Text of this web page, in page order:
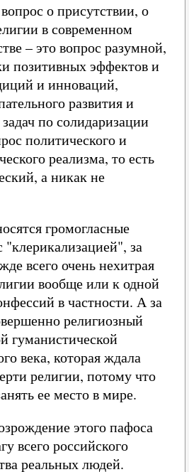
о присутствии, о
в современном
– это вопрос разумной,
позитивных эффектов и
и инноваций,
развития и
по солидаризации
политического и
реализма, то есть
а никак не
громогласные
"клерикализацией", за
всего очень нехитрая
вообще или к одной
в частности. А за
религиозный
гуманистической
века, которая ждала
религии, потому что
ее место в мире.
этого пафоса
всего российского
реальных людей.